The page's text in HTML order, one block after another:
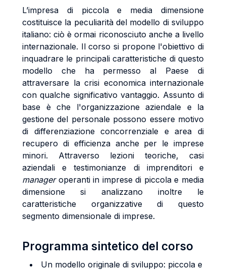
L’impresa di piccola e media dimensione
costituisce la peculiarità del modello di sviluppo
italiano: ciò è ormai riconosciuto anche a livello
internazionale. Il corso si propone l'obiettivo di
inquadrare le principali caratteristiche di questo
modello che ha permesso al Paese di
attraversare la crisi economica internazionale
con qualche significativo vantaggio. Assunto di
base è che l'organizzazione aziendale e la
gestione del personale possono essere motivo
di differenziazione concorrenziale e area di
recupero di efficienza anche per le imprese
minori. Attraverso lezioni teoriche, casi
aziendali e testimonianze di imprenditori e
manageroperanti in imprese di piccola e media
dimensione si analizzano inoltre le
caratteristiche organizzative di questo
segmento dimensionale di imprese.
Programma sintetico del corso
Un modello originale di sviluppo: piccola e